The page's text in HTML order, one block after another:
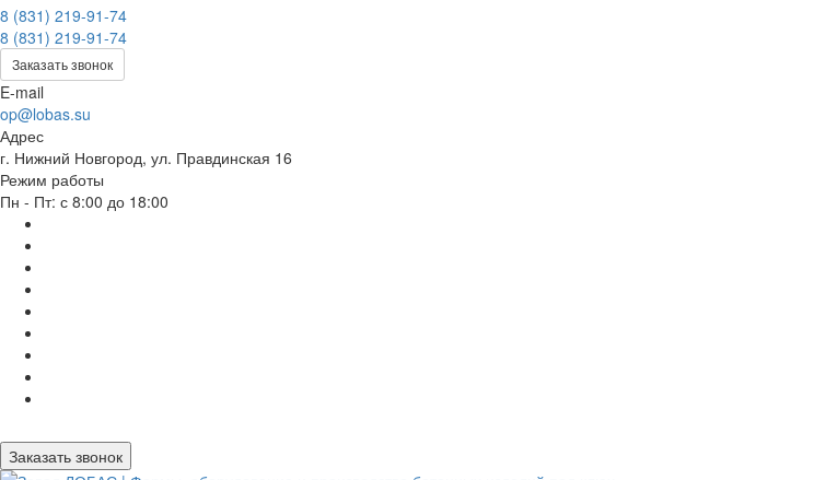
8 (831) 219-91-74
8 (831) 219-91-74
Заказать звонок
E-mail
op@lobas.su
Адрес
г. Нижний Новгород, ул. Правдинская 16
Режим работы
Пн - Пт: с 8:00 до 18:00
Заказать звонок